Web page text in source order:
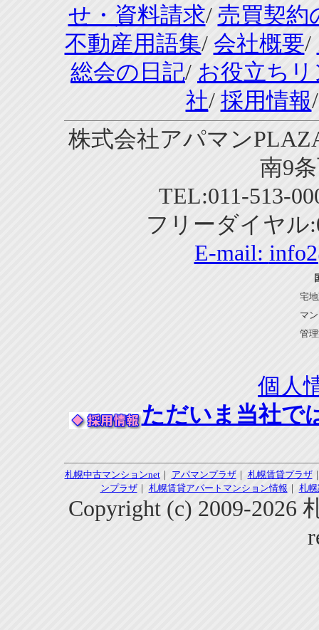
せ・資料請求/ 売買契約
不動産用語集/ 会社概要/
総会の日記/ お役立ち
社/ 採用情報
株式会社アパマン
南9
TEL:011-513-
フリーダイヤル
E-mail:
宅
マ
管
個人
ただいま当社で
札幌中古マンションnet｜ アパマンプラザ｜ 札幌賃貸プラザ
ンプラザ｜ 札幌賃貸アパートマンション情報 ｜ 札
Copyright (c) 2009-2026